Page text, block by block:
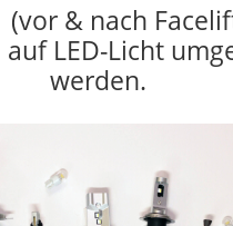
(vor & nach
LED-Licht
werden.